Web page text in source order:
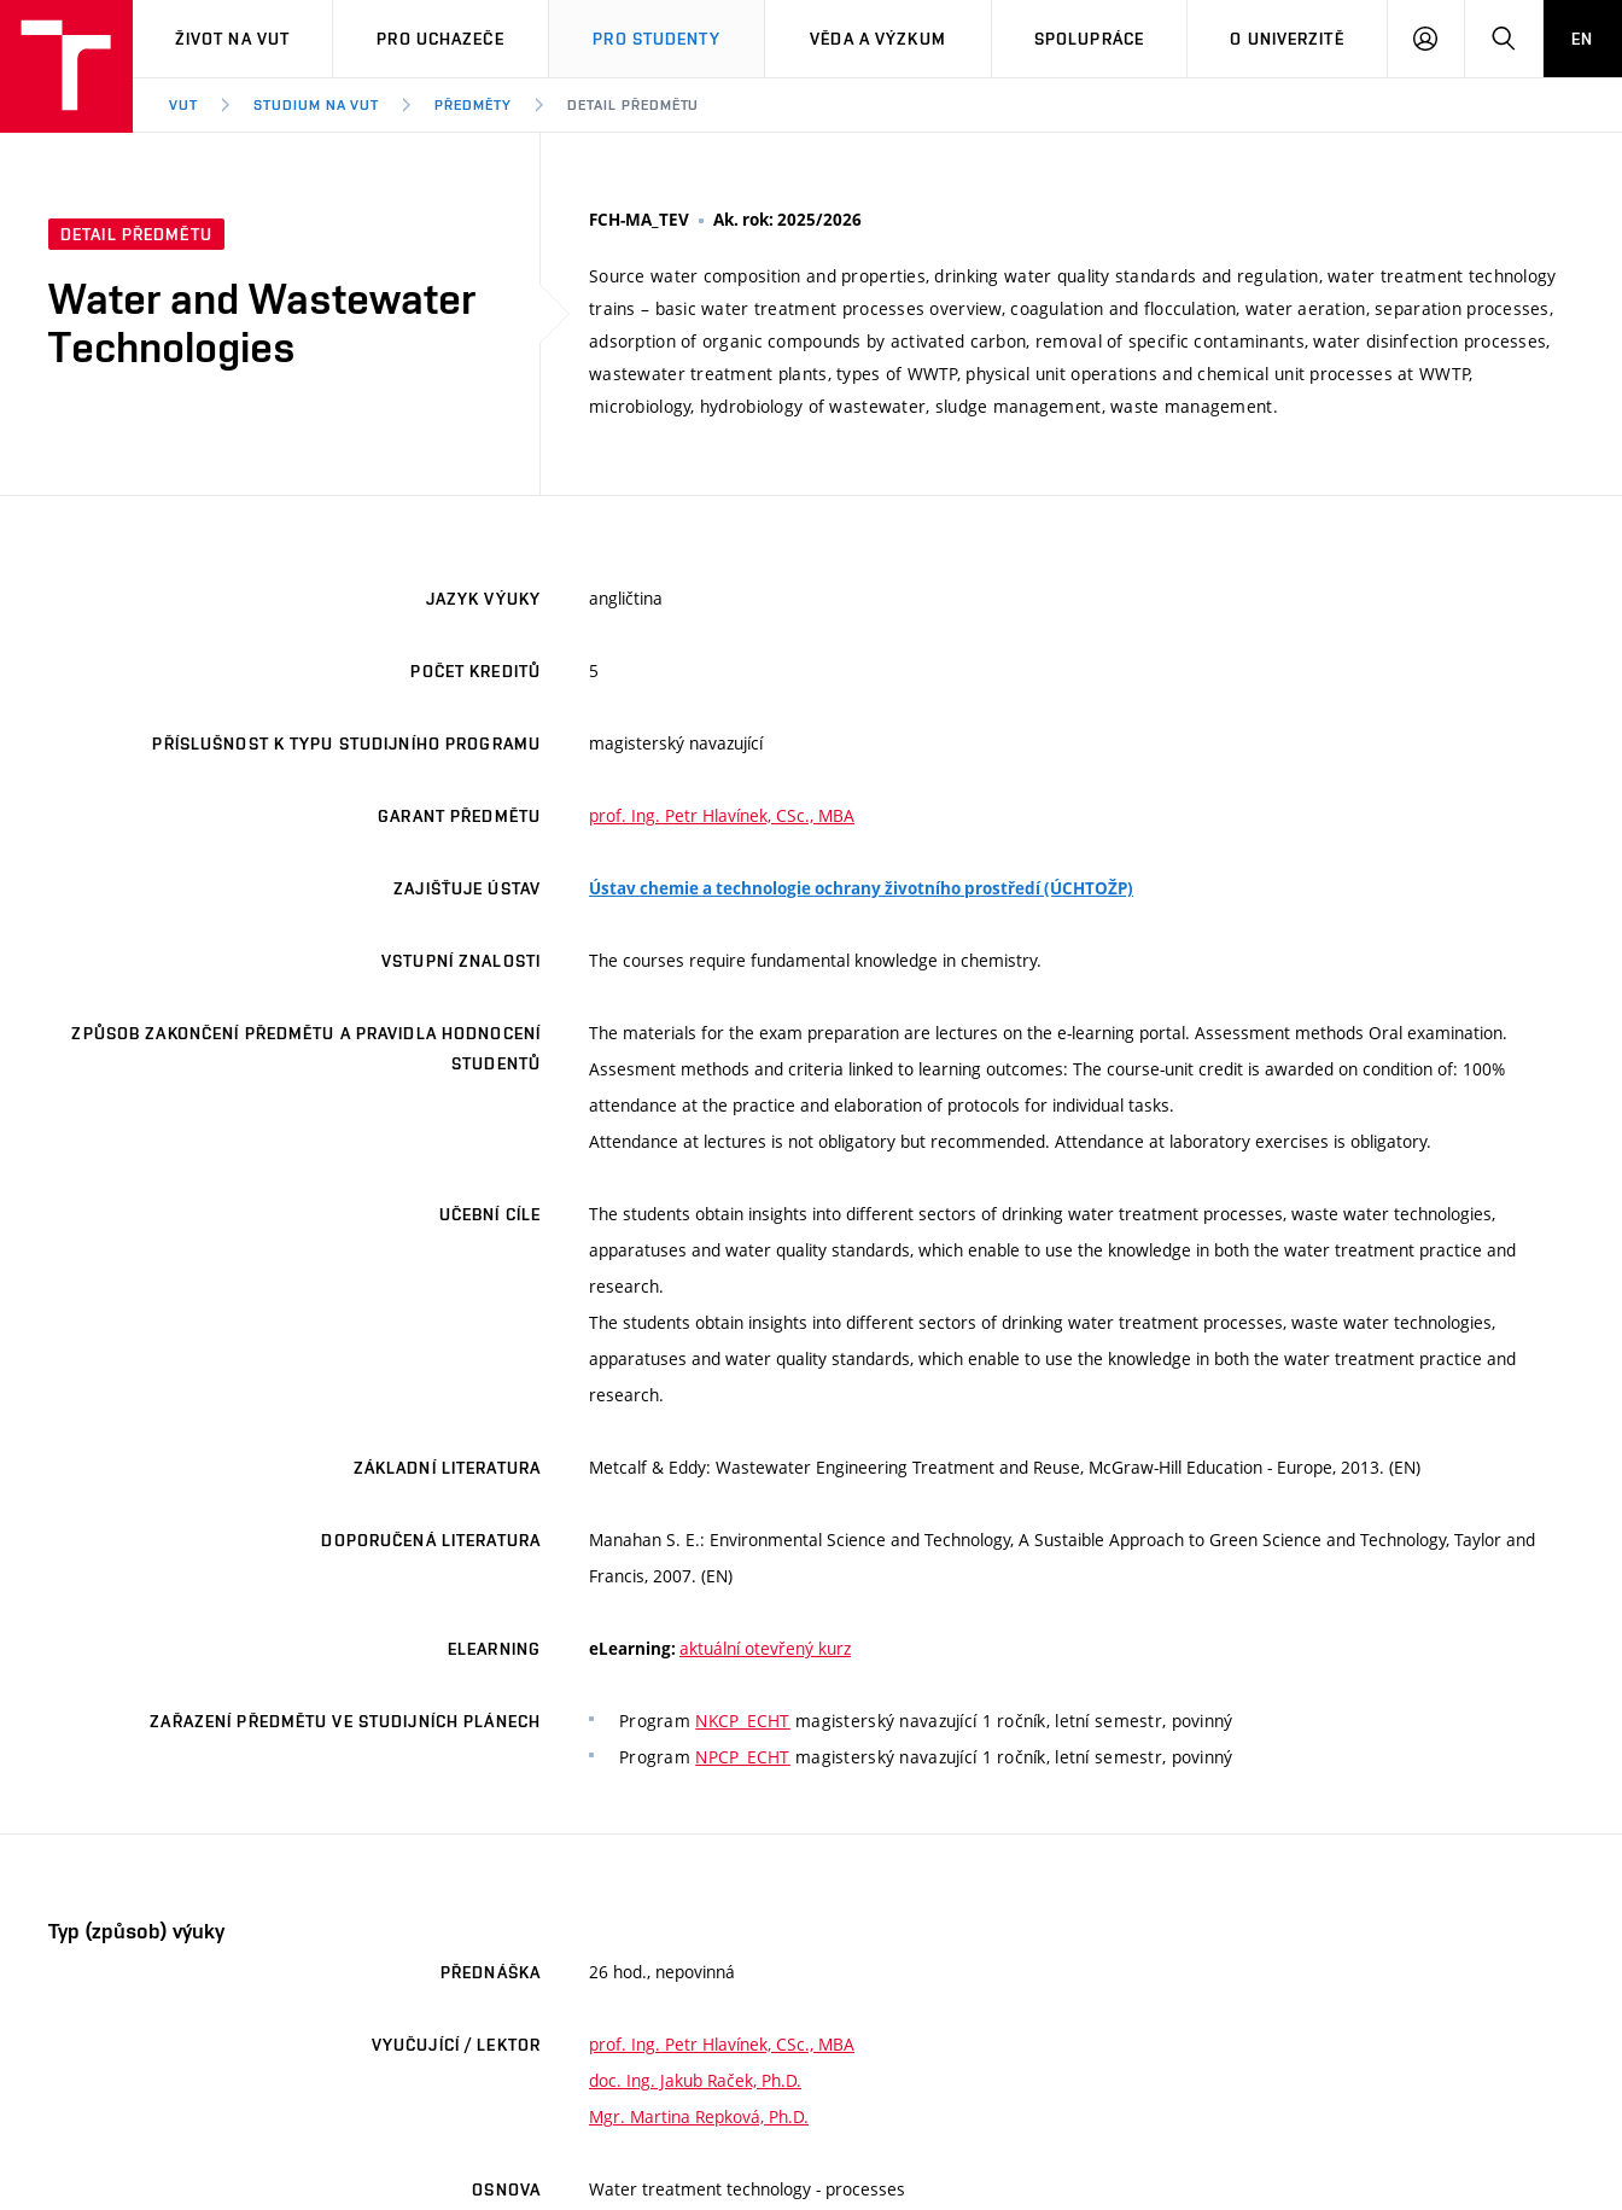
VUT
ŽIVOT NA VUT PRO UCHAZEČE PRO STUDENTY VĚDA A VÝZKUM SPOLUPRÁCE O UNIVERZITĚ
PŘIHLÁSIT HLEDATEN
VUT STUDIUM NA VUT PŘEDMĚTY DETAIL PŘEDMĚTU
DETAIL PŘEDMĚTU
Water and Wastewater
Technologies
FCH-MA_TEV Ak. rok: 2025/2026
Source water composition and properties, drinking water quality standards and regulation, water treatment technology
trains – basic water treatment processes overview, coagulation and flocculation, water aeration, separation processes,
adsorption of organic compounds by activated carbon, removal of specific contaminants, water disinfection processes,
wastewater treatment plants, types of WWTP, physical unit operations and chemical unit processes at WWTP,
microbiology, hydrobiology of wastewater, sludge management, waste management.
JAZYK VÝUKY angličtina
POČET KREDITŮ 5
PŘÍSLUŠNOST K TYPU STUDIJNÍHO PROGRAMU magisterský navazující
GARANT PŘEDMĚTU prof. Ing. Petr Hlavínek, CSc., MBA
ZAJIŠŤUJE ÚSTAV Ústav chemie a technologie ochrany životního prostředí (ÚCHTOŽP)
VSTUPNÍ ZNALOSTI The courses require fundamental knowledge in chemistry.
ZPŮSOB ZAKONČENÍ PŘEDMĚTU A PRAVIDLA HODNOCENÍ
STUDENTŮ
The materials for the exam preparation are lectures on the e-learning portal. Assessment methods Oral examination.
Assesment methods and criteria linked to learning outcomes: The course-unit credit is awarded on condition of: 100%
attendance at the practice and elaboration of protocols for individual tasks.
Attendance at lectures is not obligatory but recommended. Attendance at laboratory exercises is obligatory.
UČEBNÍ CÍLE
The students obtain insights into different sectors of drinking water treatment processes, waste water technologies,
apparatuses and water quality standards, which enable to use the knowledge in both the water treatment practice and
research.
The students obtain insights into different sectors of drinking water treatment processes, waste water technologies,
apparatuses and water quality standards, which enable to use the knowledge in both the water treatment practice and
research.
ZÁKLADNÍ LITERATURA Metcalf & Eddy: Wastewater Engineering Treatment and Reuse, McGraw-Hill Education - Europe, 2013. (EN)
DOPORUČENÁ LITERATURA
Manahan S. E.: Environmental Science and Technology, A Sustaible Approach to Green Science and Technology, Taylor and
Francis, 2007. (EN)
ELEARNING eLearning: aktuální otevřený kurz
ZAŘAZENÍ PŘEDMĚTU VE STUDIJNÍCH PLÁNECH Program NKCP_ECHT magisterský navazující 1 ročník, letní semestr, povinný
Program NPCP_ECHT magisterský navazující 1 ročník, letní semestr, povinný
Typ (způsob) výuky
PŘEDNÁŠKA 26 hod., nepovinná
VYUČUJÍCÍ / LEKTOR
prof. Ing. Petr Hlavínek, CSc., MBA
doc. Ing. Jakub Raček, Ph.D.
Mgr. Martina Repková, Ph.D.
OSNOVA Water treatment technology - processes